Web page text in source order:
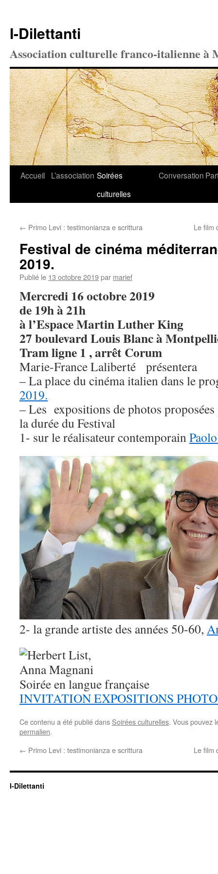
I-Dilettanti
Association culturelle franco-italienne à
Aller
Accueil L’association Soirées
culturelles
Conversation
← Primo Levi : testimonianza e scrittura Le film
Festival de cinéma
2019.
Publié le 13 octobre 2019par marief
Mercredi 16 octobre 2019
de 19h à 21h
à l’Espace Martin Luther King
27 boulevard Louis Blanc à
Tram ligne 1 , arrêt Corum
Marie-France Laliberté présentera
– La place du cinéma italien dans le
2019.
– Les expositions de photos
la durée du Festival
1- sur le réalisateur contemporain
2- la grande artiste des années 50-60,
Soirée en langue française
INVITATION EXPOSITIONS
Ce contenu a été publié dans Soirées culturelles. Vous pouvez
permalien.
← Primo Levi : testimonianza e scrittura Le film
I-Dilettanti